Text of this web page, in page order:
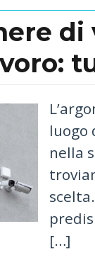
luogo
nella
[…]